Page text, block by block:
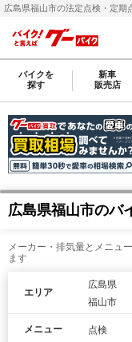
バイクを
探す
新車
販売店
広島県福山市のバ
メーカー・排気量とメニュ
ます
エリア
広島県
福山市
メニュー 点検